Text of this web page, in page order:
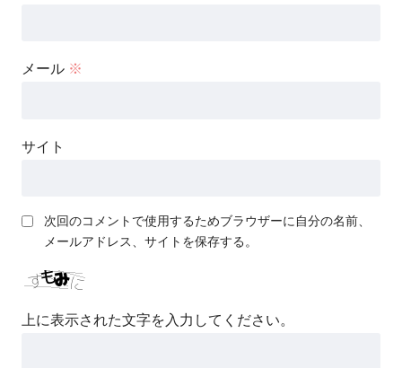
メール ※
サイト
次回のコメントで使用するためブラウザーに自分の名前、
メールアドレス、サイトを保存する。
上に表示された文字を入力してください。